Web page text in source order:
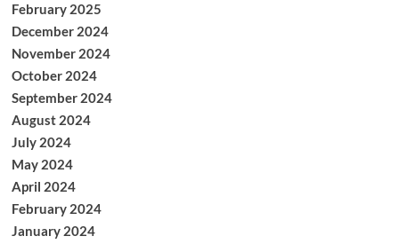
February 2025
December 2024
November 2024
October 2024
September 2024
August 2024
July 2024
May 2024
April 2024
February 2024
January 2024